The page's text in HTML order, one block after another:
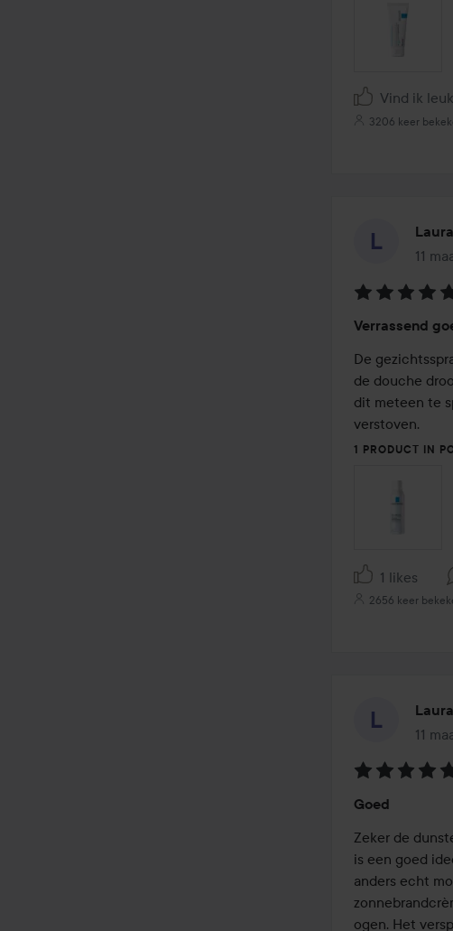
Vind ik leuk
3206 keer
Laura
11
Het
5
van
de
5
Verrassend
De
de douche
dit meteen te
verstoven.
1 PRODUCT IN
1 likes
2656 keer
Laura
11
Het
5
van
de
5
Goed
Zeker de
is een goed
anders echt
ogen. Het